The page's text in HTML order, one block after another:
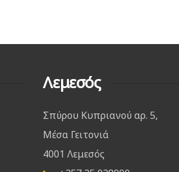
Λεμεσός
Σπύρου Κυπριανού αρ. 5,
Μέσα Γειτονιά
4001 Λεμεσός